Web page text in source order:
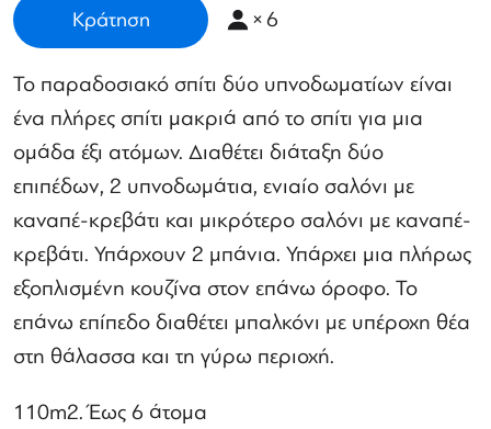
Κράτηση ×6
Το παραδοσιακό σπίτι δύο υπνοδωματίων είναι
ένα πλήρες σπίτι μακριά από το σπίτι για μια
ομάδα έξι ατόμων. Διαθέτει διάταξη δύο
επιπέδων, 2 υπνοδωμάτια, ενιαίο σαλόνι με
καναπέ-κρεβάτι και μικρότερο σαλόνι με καναπέ-
κρεβάτι. Υπάρχουν 2 μπάνια. Υπάρχει μια πλήρως
εξοπλισμένη κουζίνα στον επάνω όροφο. Το
επάνω επίπεδο διαθέτει μπαλκόνι με υπέροχη θέα
στη θάλασσα και τη γύρω περιοχή.
110m2. Έως 6 άτομα